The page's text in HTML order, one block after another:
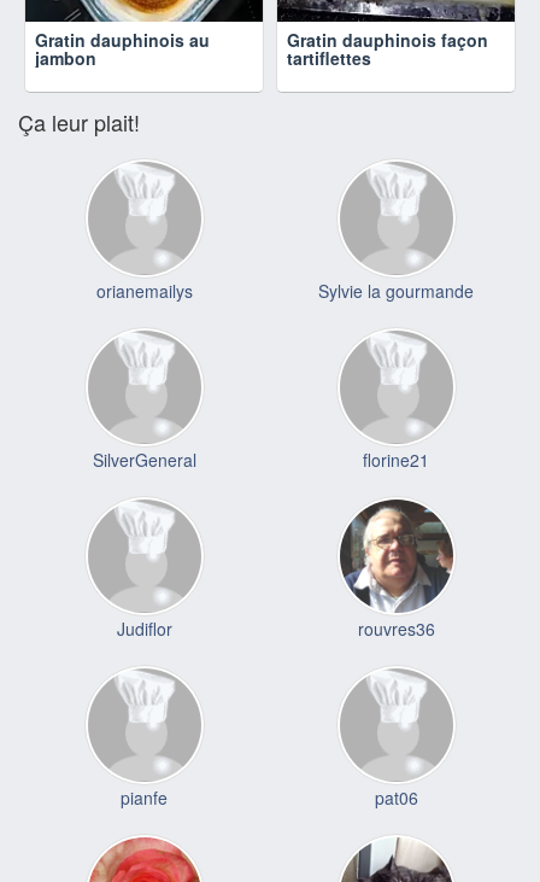
Gratin dauphinois au
jambon
Gratin dauphinois façon
tartiflettes
Ça leur plait!
orianemailys Sylvie la gourmande
SilverGeneral florine21
Judiflor rouvres36
pianfe pat06